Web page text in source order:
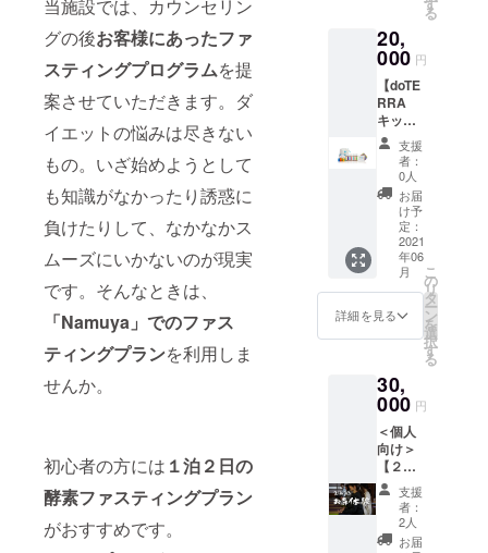
当施設では、カウンセリン
グの後お客様にあったファ
スティングプログラムを提
案させていただきます。ダ
イエットの悩みは尽きない
もの。いざ始めようとして
も知識がなかったり誘惑に
負けたりして、なかなかス
ムーズにいかないのが現実
です。そんなときは、
「Namuya」でのファス
ティングプランを利用しま
せんか。
初心者の方には １泊２日の
酵素ファスティングプラン
がおすすめです。
ただき
ます。
※2021
年9月
(予定)に
予約の
フォー
ムまた
はチ
ケット
を送ら
せてい
ただき
ます。
※年末年
館内休
業日は
いただ
けませ
ん。 ※
有効期
限2022
年4月末
迄
話】
【仏教
講座】
今から
約２５
００年
前にイ
ンドで
誕生し
た仏
教。そ
の教え
は世界
に広が
り、私
国、日
本にも
いま
す。紅
葉の季
節にな
ればお
寺観光
の特集
が組ま
れ、日
常の中
す。ご
希望の
方は事
前にお
問合せ
くださ
い。 16
時(仮)
酵素ド
リンク
20時
(仮) 酵
素ドリ
ンク or
準備食
物や海
辺での
房総を
自由に
ご満喫
いただ
けま
す。 ＜
2日目＞
(仮)
酵素ド
○ファス
トプロ
ウォー
ター２
L×２本
○ファス
ティン
グカウ
ンセ
ラーの
サポー
ト付き
○送料
¥25000
→特別
価格
¥20000
で体験
できま
す！！
○40分間
のアロ
マタッ
チト
リート
メント
つきプ
ランで
す ○ア
ロマ体
由に南
房総を
ご満喫
いただ
けます
施設完
成後に
ご利用
いただ
ける未
る
20,
000 円
【doTE
RRA
キッズ
コレク
ショ
ン】 子
どもた
ちの健
やかな
成長に
寄りそ
う強い
味方、
キッズ
コレク
ショ
の心地
よい香
りで、
子ども
たちの
成長を
力強く
サポー
トしま
す。 ◆
支援
者：
0人
お届
け予
定：
2021
年06
月
詳細を見る
こ
の
リ
タ
ー
ン
を
選
択
す
る
30,
000 円
＜個人
向け＞
【２泊
３日で
しっか
りと・
お寺体
支援
者：
2人
お届